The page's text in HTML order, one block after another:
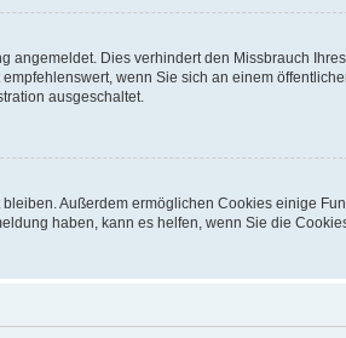
Dies verhindert den Missbrauch
wenn Sie sich an einem
ausgeschaltet.
Außerdem ermöglichen Cookies einige
haben, kann es helfen, wenn Sie die